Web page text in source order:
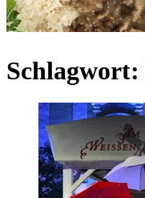
Schlagwort: